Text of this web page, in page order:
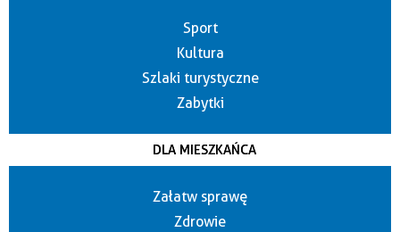
Sport
Kultura
Szlaki turystyczne
Zabytki
DLA MIESZKAŃCA
Załatw sprawę
Zdrowie